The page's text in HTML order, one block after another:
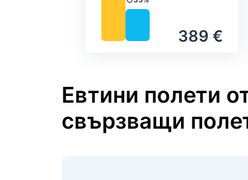
389 €
Валежи
Евтини полети
свързващи